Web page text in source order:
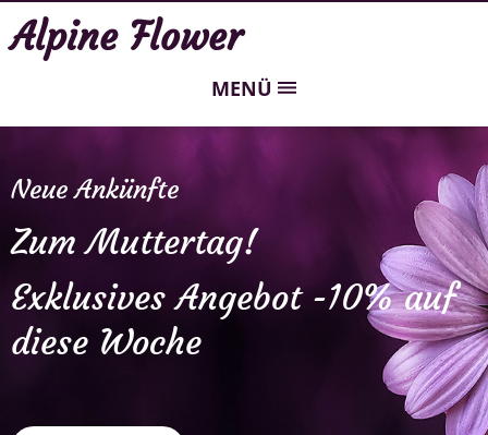
Alpine Flower
MENÜ
Neue Ankünfte
Zum Muttertag!
Exklusives Angebot -10% auf
diese Woche